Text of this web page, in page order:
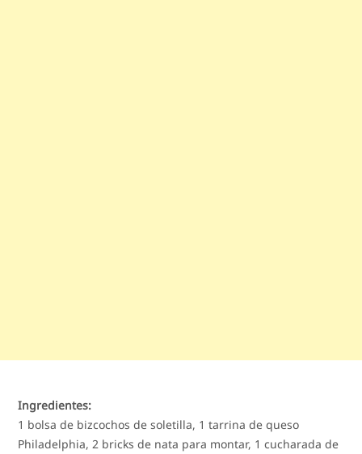
Ingredientes:
1 bolsa de bizcochos de soletilla, 1 tarrina de queso
Philadelphia, 2 bricks de nata para montar, 1 cucharada de